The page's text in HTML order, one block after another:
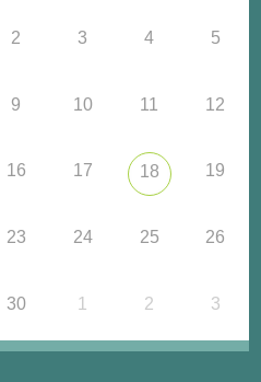
2 3 4 5
9 10 11 12
16 17 18 19
23 24 25 26
30 1 2 3